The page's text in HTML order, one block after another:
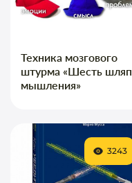
Техника мозгового
штурма «Шесть шляп
мышления»
3243